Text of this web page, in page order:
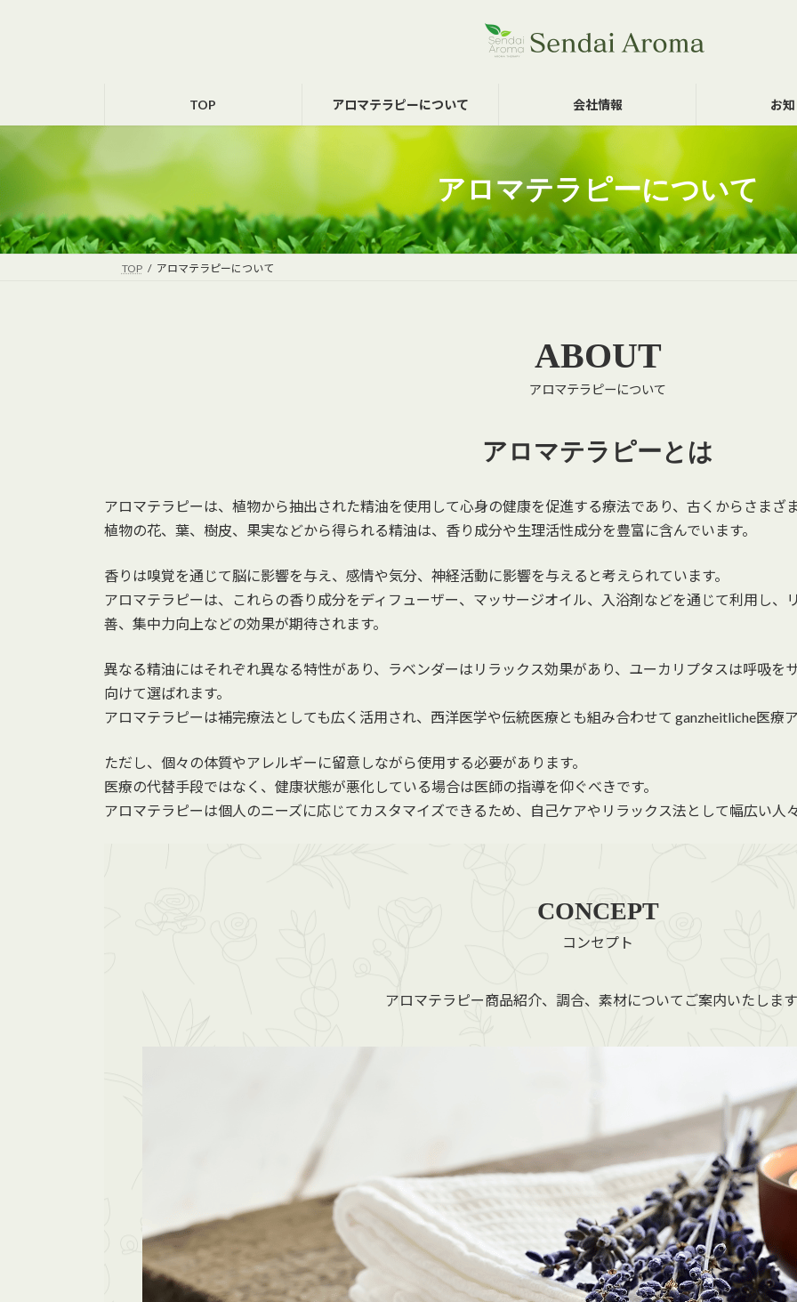
TOP アロマテラピーについて 会社情報 お
アロマテラピーについて
TOP アロマテラピーについて
ABOUT
アロマテラピーについて
アロマテラピーとは
アロマテラピーは、植物から抽出された精油を使用して心身の健康を促進する療法であり、古くからさまざ
植物の花、葉、樹皮、果実などから得られる精油は、香り成分や生理活性成分を豊富に含んでいます。
香りは嗅覚を通じて脳に影響を与え、感情や気分、神経活動に影響を与えると考えられています。
アロマテラピーは、これらの香り成分をディフューザー、マッサージオイル、入浴剤などを通じて利用し、
善、集中力向上などの効果が期待されます。
異なる精油にはそれぞれ異なる特性があり、ラベンダーはリラックス効果があり、ユーカリプタスは呼吸を
向けて選ばれます。
アロマテラピーは補完療法としても広く活用され、西洋医学や伝統医療とも組み合わせて ganzheitliche医療
ただし、個々の体質やアレルギーに留意しながら使用する必要があります。
医療の代替手段ではなく、健康状態が悪化している場合は医師の指導を仰ぐべきです。
アロマテラピーは個人のニーズに応じてカスタマイズできるため、自己ケアやリラックス法として幅広い人
CONCEPT
コンセプト
アロマテラピー商品紹介、調合、素材についてご案内いたしま